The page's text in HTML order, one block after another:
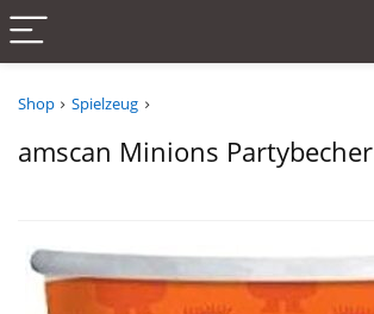
Shop Spielzeug
amscan Minions Partybecher